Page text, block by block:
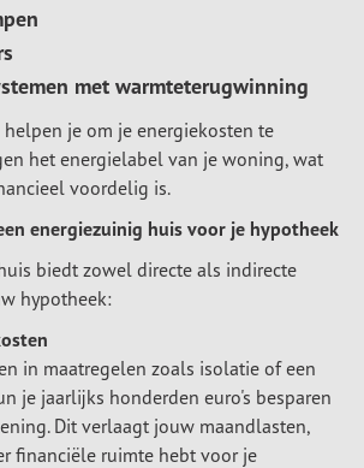
met warmteterugwinning
helpen je om je energiekosten te
het energielabel van je woning, wat
voordelig is.
energiezuinig huis voor je hypotheek
biedt zowel directe als indirecte
hypotheek:
in maatregelen zoals isolatie of een
je jaarlijks honderden euro's besparen
Dit verlaagt jouw maandlasten,
financiële ruimte hebt voor je